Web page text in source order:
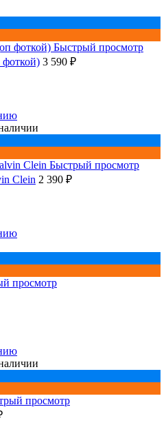
Быстрый просмотр
фоткой) 3 590 ₽
Быстрый просмотр
Сlein 2 390 ₽
просмотр
просмотр